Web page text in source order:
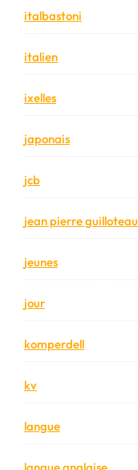
italbastoni
italien
ixelles
japonais
jcb
jean pierre guilloteau
jeunes
jour
komperdell
kv
langue